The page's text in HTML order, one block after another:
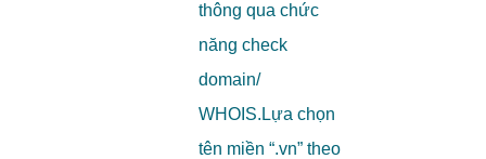
thông qua chức
năng check
domain/
WHOIS.Lựa chọn
tên miền “.vn” theo